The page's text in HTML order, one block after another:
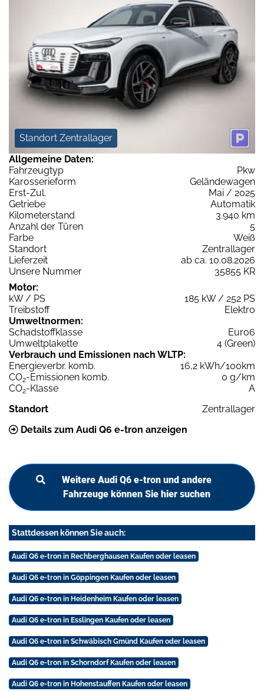
Standort Zentrallager
Allgemeine Daten:
Fahrzeugtyp
Pkw
Karosserieform
Geländewagen
Erst-Zul.
Mai / 2025
Getriebe
Automatik
Kilometerstand
3.940 km
Anzahl der Türen
5
Farbe
Weiß
Standort
Zentrallager
Lieferzeit
ab ca. 10.08.2026
Unsere Nummer
35855 KR
Motor:
kW / PS
185 kW / 252 PS
Treibstoff
Elektro
Umweltnormen:
Schadstoffklasse
Euro6
Umweltplakette
4 (Green)
Verbrauch und Emissionen nach WLTP:
Energieverbr. komb.
16,2 kWh/100km
CO2-Emissionen komb.
0 g/km
CO2-Klasse
A
Standort
Zentrallager
Details zum Audi Q6 e-tron anzeigen
Weitere Audi Q6 e-tron und andere
Fahrzeuge können Sie hier suchen
Stattdessen können Sie auch:
Audi Q6 e-tron in Rechberghausen Kaufen oder leasen
Audi Q6 e-tron in Göppingen Kaufen oder leasen
Audi Q6 e-tron in Heidenheim Kaufen oder leasen
Audi Q6 e-tron in Esslingen Kaufen oder leasen
Audi Q6 e-tron in Schwäbisch Gmünd Kaufen oder leasen
Audi Q6 e-tron in Schorndorf Kaufen oder leasen
Audi Q6 e-tron in Hohenstauffen Kaufen oder leasen